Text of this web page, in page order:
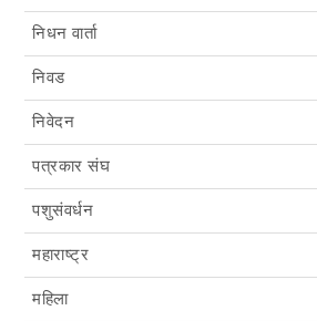
निधन वार्ता
निवड
निवेदन
पत्रकार संघ
पशुसंवर्धन
महाराष्ट्र
महिला